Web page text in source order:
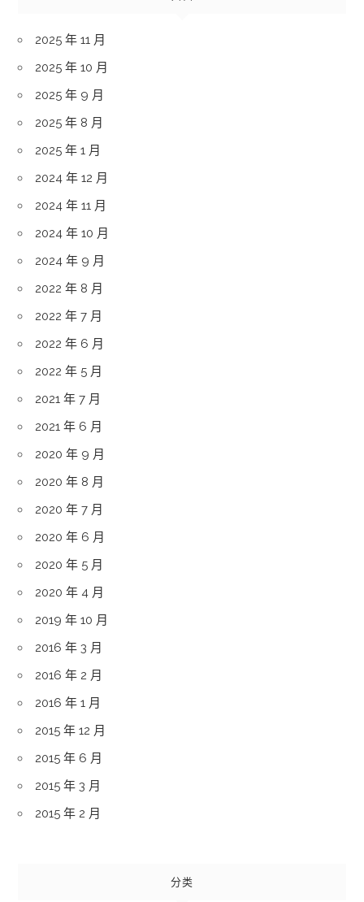
2025 年 11 月
2025 年 10 月
2025 年 9 月
2025 年 8 月
2025 年 1 月
2024 年 12 月
2024 年 11 月
2024 年 10 月
2024 年 9 月
2022 年 8 月
2022 年 7 月
2022 年 6 月
2022 年 5 月
2021 年 7 月
2021 年 6 月
2020 年 9 月
2020 年 8 月
2020 年 7 月
2020 年 6 月
2020 年 5 月
2020 年 4 月
2019 年 10 月
2016 年 3 月
2016 年 2 月
2016 年 1 月
2015 年 12 月
2015 年 6 月
2015 年 3 月
2015 年 2 月
分类